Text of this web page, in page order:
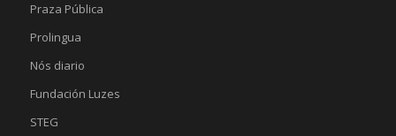
Praza Pública
Prolingua
Nós diario
Fundación Luzes
STEG